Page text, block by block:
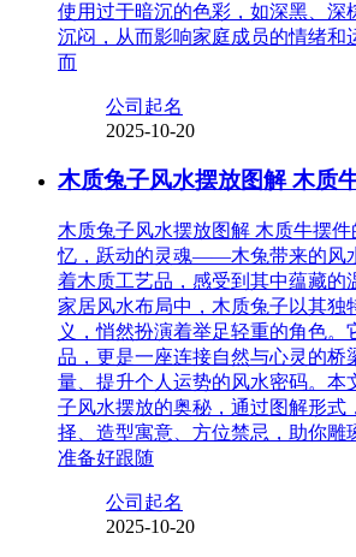
使用过于暗沉的色彩，如深黑、深
沉闷，从而影响家庭成员的情绪和
而
公司起名
2025-10-20
木质兔子风水摆放图解 木质
木质兔子风水摆放图解 木质牛摆
忆，跃动的灵魂——木兔带来的风
着木质工艺品，感受到其中蕴藏的
家居风水布局中，木质兔子以其独
义，悄然扮演着举足轻重的角色。
品，更是一座连接自然与心灵的桥
量、提升个人运势的风水密码。本
子风水摆放的奥秘，通过图解形式
择、造型寓意、方位禁忌，助你雕
准备好跟随
公司起名
2025-10-20